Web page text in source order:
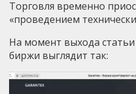
Торговля временно
«проведением
На момент выхода статьи
биржи выглядит так: